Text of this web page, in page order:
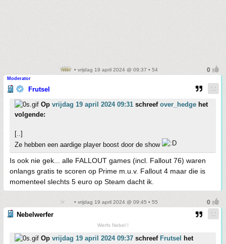
• vrijdag 19 april 2024 @ 09:37 • 54
Moderator
Frutsel
Op vrijdag 19 april 2024 09:31 schreef over_hedge het
volgende:
[..]
Ze hebben een aardige player boost door de show
Is ook nie gek... alle FALLOUT games (incl. Fallout 76) waren
onlangs gratis te scoren op Prime m.u.v. Fallout 4 maar die is
momenteel slechts 5 euro op Steam dacht ik.
• vrijdag 19 april 2024 @ 09:45 • 55
Nebelwerfer
Werfs Nebel !
Op vrijdag 19 april 2024 09:37 schreef Frutsel
het